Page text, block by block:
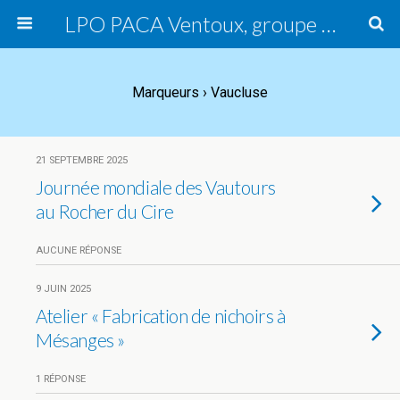
LPO PACA Ventoux, groupe local
Marqueurs › Vaucluse
21 SEPTEMBRE 2025
Journée mondiale des Vautours
au Rocher du Cire
AUCUNE RÉPONSE
9 JUIN 2025
Atelier « Fabrication de nichoirs à
Mésanges »
1 RÉPONSE